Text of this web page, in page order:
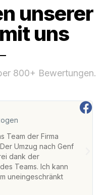
unserer
uns
800+ Bewertungen.
Team der Firma
Umzug nach Genf
dank der
Teams. Ich kann
uneingeschränkt